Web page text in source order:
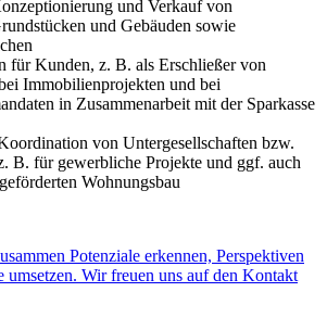
und Verkauf von
und Gebäuden sowie
für Kunden, z. B. als Erschließer von
Immobilienprojekten und bei
in Zusammenarbeit mit der Sparkasse
von Untergesellschaften bzw.
B. für gewerbliche Projekte und ggf. auch
Wohnungsbau
Potenziale erkennen, Perspektiven
umsetzen. Wir freuen uns auf den Kontakt